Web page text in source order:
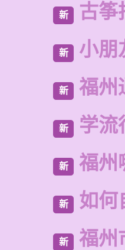
新 古筝
新 小朋
新 福州
新 学流
新 福州
新 如何
新 福州